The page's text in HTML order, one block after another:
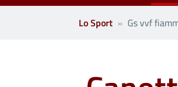
Lo Sport Gs vvf